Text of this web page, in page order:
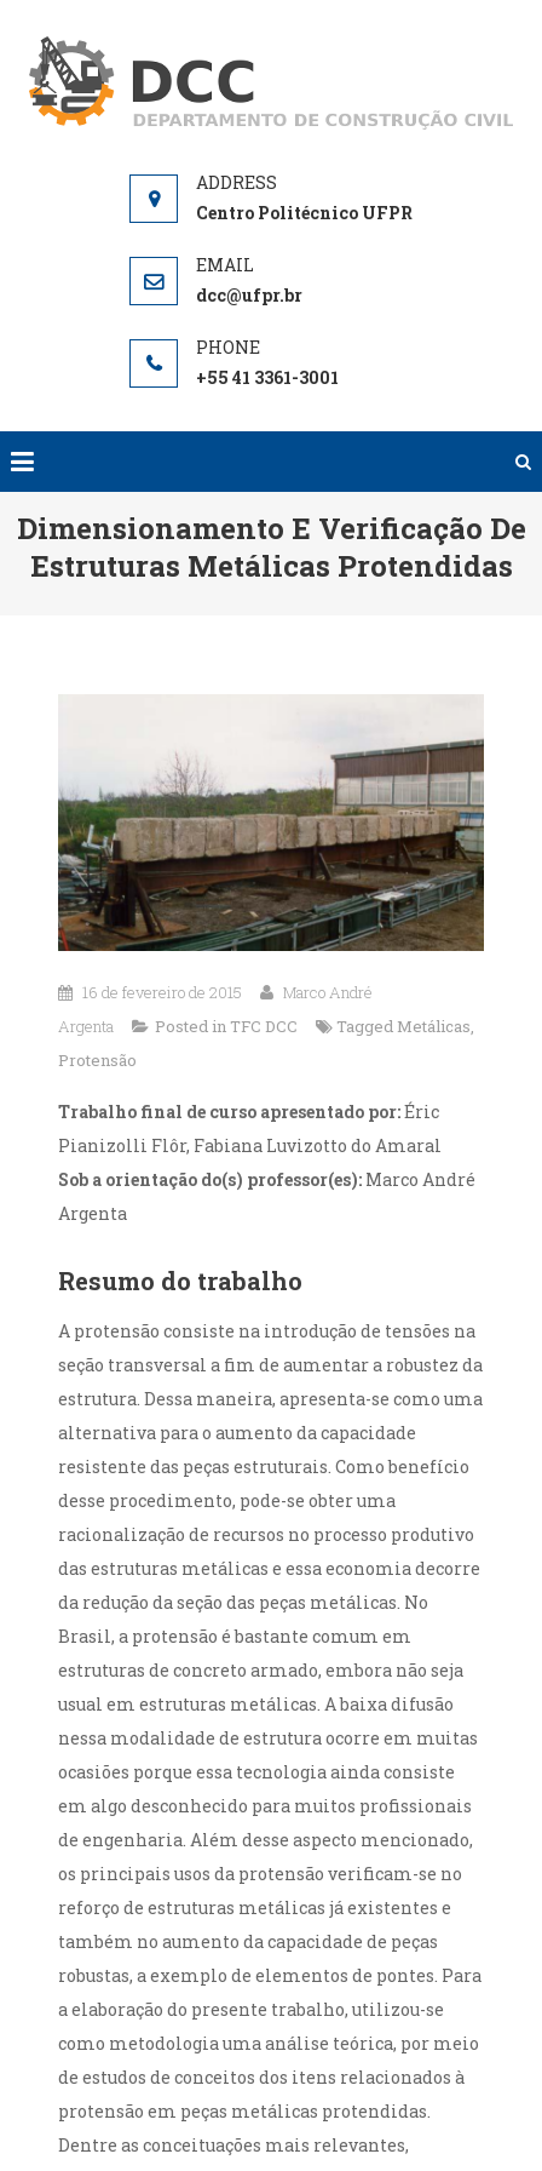
content
Centro Politécnico UFPR
dcc@ufpr.br
+55 41 3361-3001
Dimensionamento E Verificação De
Estruturas Metálicas Protendidas
16 de fevereiro de 2015
Marco André
Argenta
Posted in TFC DCC Tagged Metálicas,
Protensão
Trabalho final de curso apresentado por:Éric
Pianizolli Flôr, Fabiana Luvizotto do Amaral
Sob a orientação do(s) professor(es): Marco André
Argenta
Resumo do trabalho
A protensão consiste na introdução de tensões na
seção transversal a fim de aumentar a robustez da
estrutura. Dessa maneira, apresenta-se como uma
alternativa para o aumento da capacidade
resistente das peças estruturais. Como benefício
desse procedimento, pode-se obter uma
racionalização de recursos no processo produtivo
das estruturas metálicas e essa economia decorre
da redução da seção das peças metálicas. No
Brasil, a protensão é bastante comum em
estruturas de concreto armado, embora não seja
usual em estruturas metálicas. A baixa difusão
nessa modalidade de estrutura ocorre em muitas
ocasiões porque essa tecnologia ainda consiste
em algo desconhecido para muitos profissionais
de engenharia. Além desse aspecto mencionado,
os principais usos da protensão verificam-se no
reforço de estruturas metálicas já existentes e
também no aumento da capacidade de peças
robustas, a exemplo de elementos de pontes. Para
a elaboração do presente trabalho, utilizou-se
como metodologia uma análise teórica, por meio
de estudos de conceitos dos itens relacionados à
protensão em peças metálicas protendidas.
Dentre as conceituações mais relevantes,